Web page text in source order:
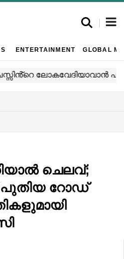
ENTERTAINMENT GLOBAL
ചെലവ്;
പുതിയ റോഡ്